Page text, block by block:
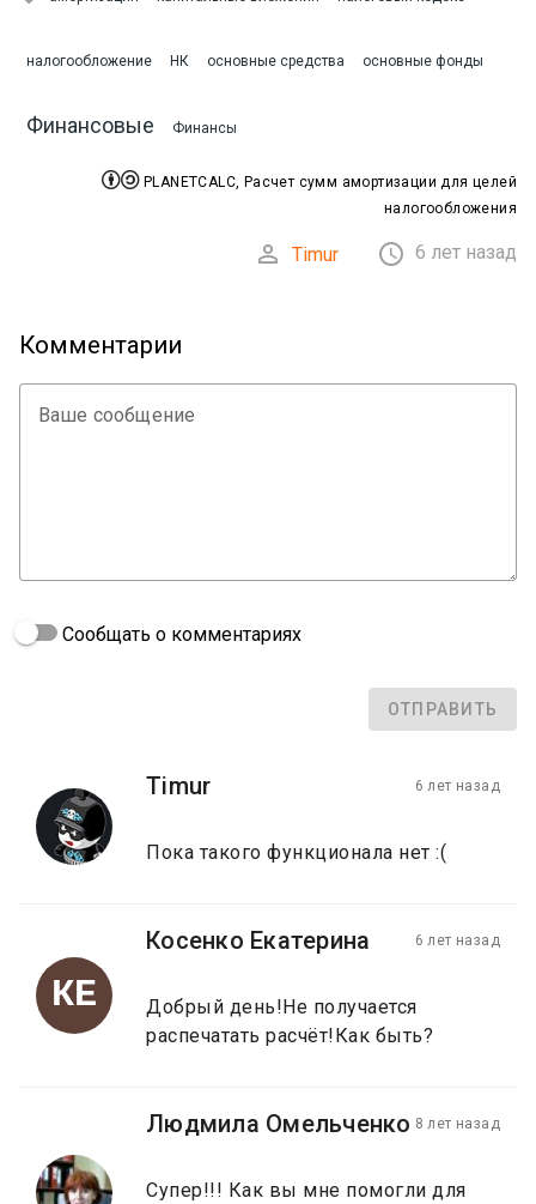
налогообложение НК основные средства основные фонды
Финансовые Финансы
PLANETCALC, Расчет сумм амортизации для целей
налогообложения
 Timur  6 лет назад
Комментарии
Ваше сообщение
Сообщать о комментариях
ОТПРАВИТЬ
Timur 6 лет назад
Пока такого функционала нет :(
КЕ
Косенко Екатерина 6 лет назад
Добрый день!Не получается
распечатать расчёт!Как быть?
Людмила Омельченко 8 лет назад
Супер!!! Как вы мне помогли для